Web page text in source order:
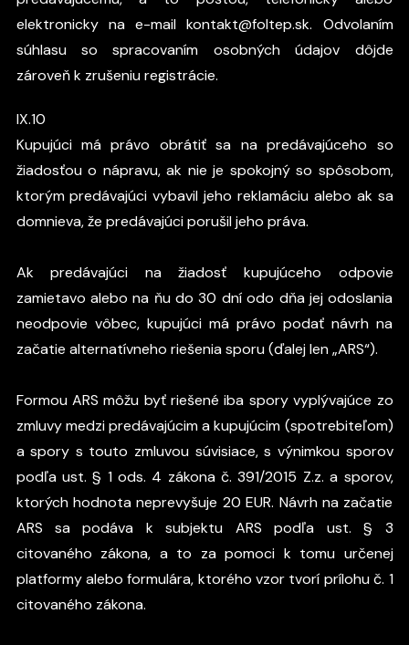
elektronicky na e-mail kontakt@foltep.sk. Odvolaním
súhlasu so spracovaním osobných údajov dôjde
zároveň k zrušeniu registrácie.
IX.10
Kupujúci má právo obrátiť sa na predávajúceho so
žiadosťou o nápravu, ak nie je spokojný so spôsobom,
ktorým predávajúci vybavil jeho reklamáciu alebo ak sa
domnieva, že predávajúci porušil jeho práva.
Ak predávajúci na žiadosť kupujúceho odpovie
zamietavo alebo na ňu do 30 dní odo dňa jej odoslania
neodpovie vôbec, kupujúci má právo podať návrh na
začatie alternatívneho riešenia sporu (ďalej len „ARS“).
Formou ARS môžu byť riešené iba spory vyplývajúce zo
zmluvy medzi predávajúcim a kupujúcim (spotrebiteľom)
a spory s touto zmluvou súvisiace, s výnimkou sporov
podľa ust. § 1 ods. 4 zákona č. 391/2015 Z.z. a sporov,
ktorých hodnota neprevyšuje 20 EUR. Návrh na začatie
ARS sa podáva k subjektu ARS podľa ust. § 3
citovaného zákona, a to za pomoci k tomu určenej
platformy alebo formulára, ktorého vzor tvorí prílohu č. 1
citovaného zákona.